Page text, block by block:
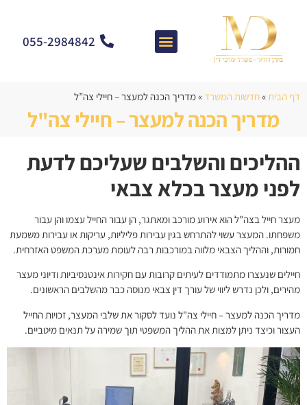
055-2984842
דף הבית»חדשות המשרד »מדריך הכנה למעצר – חיילי צה”ל
מדריך הכנה למעצר – חיילי צה"ל
ההליכים והשלבים שעליכם לדעת
לפני מעצר בכלא צבאי
מעצר חייל בצה"ל הוא אירוע מורכב ומאתגר, הן עבור החייל עצמו והן עבור
משפחתו. המעצר עשוי להתרחש בגין עבירות פליליות, עריקות או עבירות משמעת
חמורות, וההליך הצבאי מלווה במורכבות רבה לעומת מערכת המשפט האזרחית.
חיילים שנעצרו מתמודדים לעיתים קרובות עם חקירות אינטנסיביות ודיוני מעצר
מהירים, ולכן נדרש ליווי של עורך דין צבאי מנוסה כבר מהשלבים הראשונים.
מדריך הכנה למעצר – חיילי צה"ל נועד לסקור את שלבי המעצר, זכויות החייל
העצור וכיצד ניתן למצות את ההליך המשפטי תוך שמירה על תנאים מיטביים.